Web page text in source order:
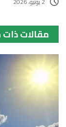
مقالات